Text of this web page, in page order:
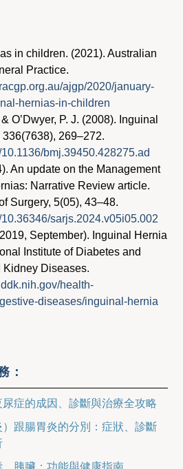
in children. (2021). Australian
Practice.
ajgp/2020/january-
hernias-in-children
O’Dwyer, P. J. (2008). Inguinal
336(7638), 269–272.
bmj.39450.428275.ad
An update on the Management
Narrative Review article.
Surgery, 5(05), 43–48.
sarjs.2024.v05i05.002
September). Inguinal Hernia
Institute of Diabetes and
Kidney Diseases.
health-
diseases/inguinal-hernia
：
症的成因、診斷與治療全攻略
跟腸胃炎的分別：症狀、診斷